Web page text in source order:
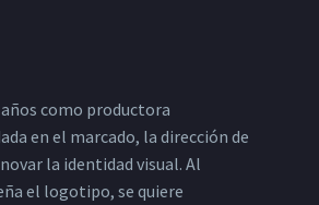
como productora
en el marcado, la dirección de
la identidad visual. Al
el logotipo, se quiere